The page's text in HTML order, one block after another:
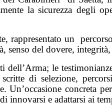
la sicurezza degli
rappresentato un
senso del dovere,
dell’Arma; le
di selezione,
Un’occasione concreta
innovarsi e adattarsi ai